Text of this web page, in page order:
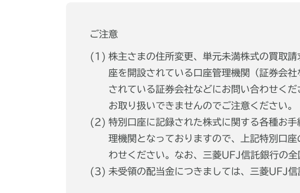
ご注意
株主さまの住所変更、単元未満株式の買取
座を開設されている口座管理機関（証券会
されている証券会社などにお問い合わせく
お取り扱いできませんのでご注意ください。
特別口座に記録された株式に関する各種お
理機関となっておりますので、上記特別口
わせください。なお、三菱UFJ信託銀行の全
未受領の配当金につきましては、三菱UFJ